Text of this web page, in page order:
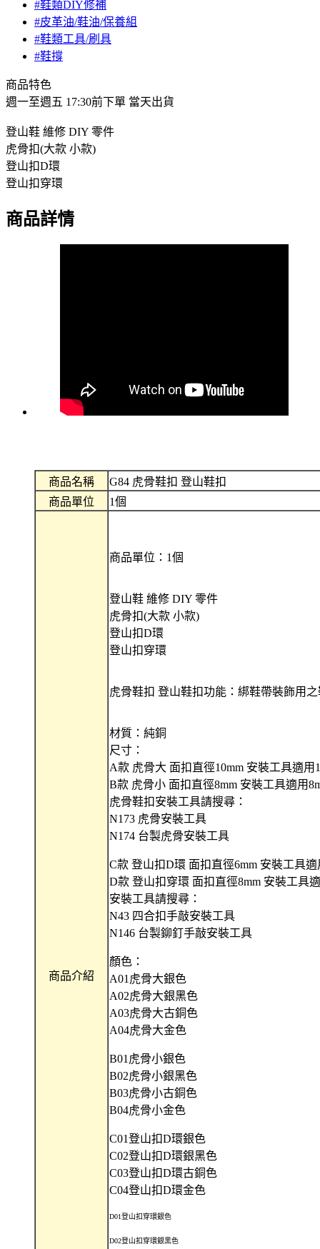
#鞋類DIY修補
#皮革油/鞋油/保養組
#鞋類工具/刷具
#鞋撐
商品特色
週一至週五 17:30前下單 當天出貨
登山鞋 維修 DIY 零件
虎骨扣(大款 小款)
登山扣D環
登山扣穿環
商品詳情
商品名稱
G84 虎骨鞋扣 登山鞋扣
商品單位
1個
商品介紹
商品單位：1個
登山鞋 維修 DIY 零件
虎骨扣(大款 小款)
登山扣D環
登山扣穿環
虎骨鞋扣 登山鞋扣功能：綁鞋帶裝飾用
材質：純銅
尺寸：
A款 虎骨大 面扣直徑10mm 安裝工具適用
B款 虎骨小 面扣直徑8mm 安裝工具適用
虎骨鞋扣安裝工具請搜尋：
N173 虎骨安裝工具
N174 台製虎骨安裝工具
C款 登山扣D環 面扣直徑6mm 安裝工具適
D款 登山扣穿環 面扣直徑8mm 安裝工具
安裝工具請搜尋：
N43 四合扣手敲安裝工具
N146 台製鉚釘手敲安裝工具
顏色：
A01虎骨大銀色
A02虎骨大銀黑色
A03虎骨大古銅色
A04虎骨大金色
B01虎骨小銀色
B02虎骨小銀黑色
B03虎骨小古銅色
B04虎骨小金色
C01登山扣D環銀色
C02登山扣D環銀黑色
C03登山扣D環古銅色
C04登山扣D環金色
D01登山扣穿環銀色
D02登山扣穿環銀黑色